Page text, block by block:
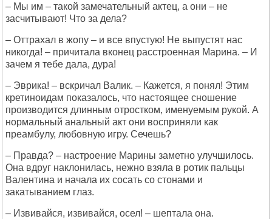
– Мы им – такой замечательный актец, а они – не
засчитывают! Что за дела?
– Оттрахал в жопу – и все впустую! Не выпустят нас
никогда! – причитала вконец расстроенная Марина. – И
зачем я тебе дала, дура!
– Эврика! – вскричал Валик. – Кажется, я понял! Этим
кретиноидам показалось, что настоящее сношение
производится длинным отростком, именуемым рукой. А
нормальный анальный акт они восприняли как
преамбулу, любовную игру. Сечешь?
– Правда? – настроение Марины заметно улучшилось.
Она вдруг наклонилась, нежно взяла в ротик пальцы
Валентина и начала их сосать со стонами и
закатыванием глаз.
– Извивайся, извивайся, осел! – шептала она.